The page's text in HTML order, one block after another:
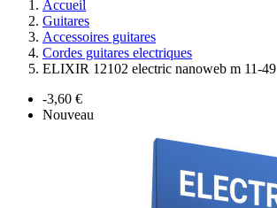
Accueil
Guitares
Accessoires guitares
Cordes guitares electriques
ELIXIR 12102 electric nanoweb m 11-49
-3,60 €
Nouveau